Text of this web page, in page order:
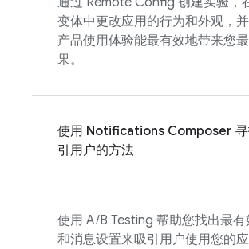
变体中更改应用的行为和外观，
产品使用体验能最有效地带来您
果。
使用 Notifications Composer 寻
引用户的方法
使用 A/B Testing 帮助您找出最
和消息设置来吸引用户使用您的应